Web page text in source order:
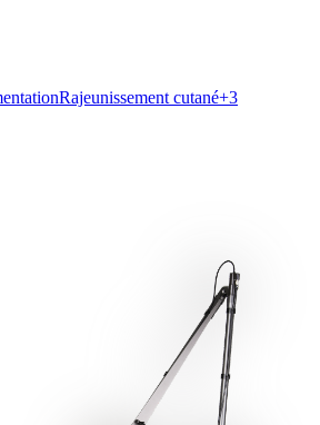
Rajeunissement cutané+3